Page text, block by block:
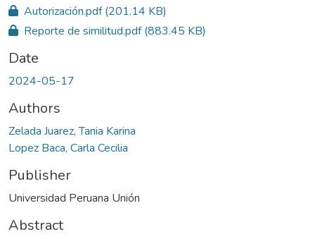
Autorización.pdf(201.14 KB)
Reporte de similitud.pdf(883.45 KB)
Date
2024-05-17
Authors
Zelada Juarez, Tania Karina
Lopez Baca, Carla Cecilia
Publisher
Universidad Peruana Unión
Abstract